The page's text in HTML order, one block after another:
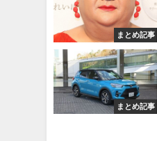
まとめ記事
まとめ記事